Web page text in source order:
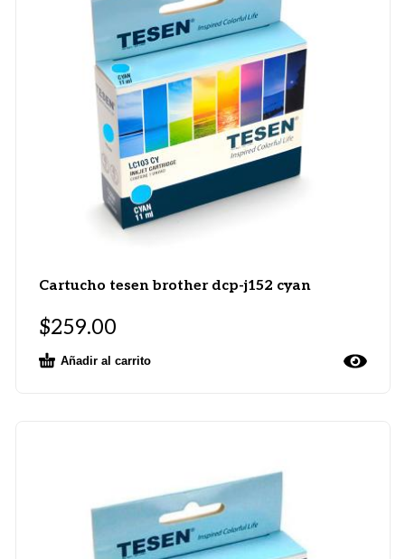
Cartucho tesen brother dcp-j152 cyan
$259.00
Añadir al carrito